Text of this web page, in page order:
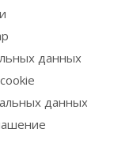
данных
данных